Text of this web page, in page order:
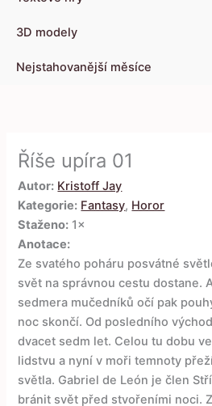
3D modely
Nejstahovanější měsíce
Říše upíra 01
Autor: Kristoff Jay
Kategorie: Fantasy, Horor
Staženo: 1×
Anotace:
Ze svatého poháru posvátné
svět na správnou cestu dostane.
sedmera mučedníků očí pak
noc skončí. Od posledního
dvacet sedm let. Celou tu dobu
lidstvu a nyní v moři temnoty
světla. Gabriel de León je člen
bránit svět před stvořeními noci.